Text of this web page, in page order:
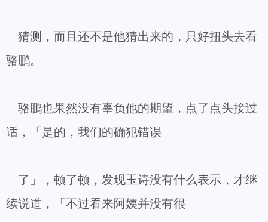
猜测，而且还不是他猜出来的，只好扭头去看
骆鹏。
骆鹏也果然没有辜负他的期望，点了点头接过
话，「是的，我们的确犯错误
了」，顿了顿，发现玉诗没有什么表示，才继
续说道，「不过看来阿姨并没有很